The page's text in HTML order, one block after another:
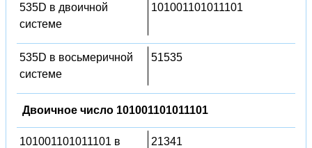
535D в двоичной
системе
101001101011101
535D в восьмеричной
системе
51535
Двоичное число 101001101011101
101001101011101 в
21341